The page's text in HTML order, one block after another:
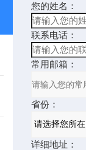
您的姓名：
联系电话：
常用邮箱：
省份：
详细地址：